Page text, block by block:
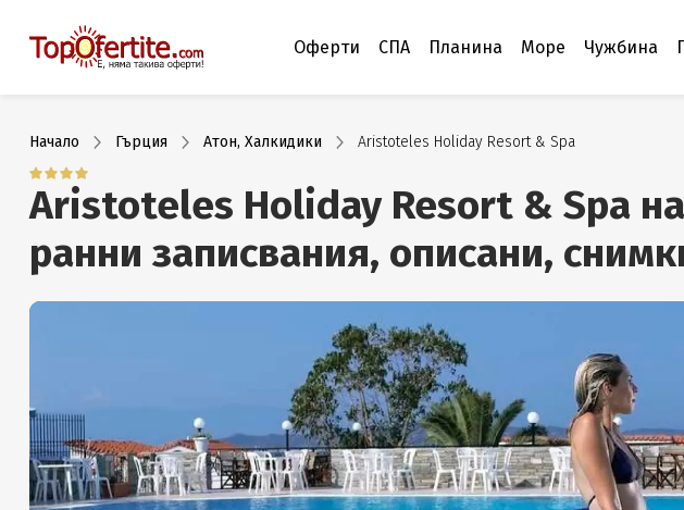
Оферти СПА Планина Море Чужбина
Начало Гърция Атон, Халкидики Aristoteles Holiday Resort & Spa
Aristoteles Holiday Resort & Spa
ранни записвания, описани,